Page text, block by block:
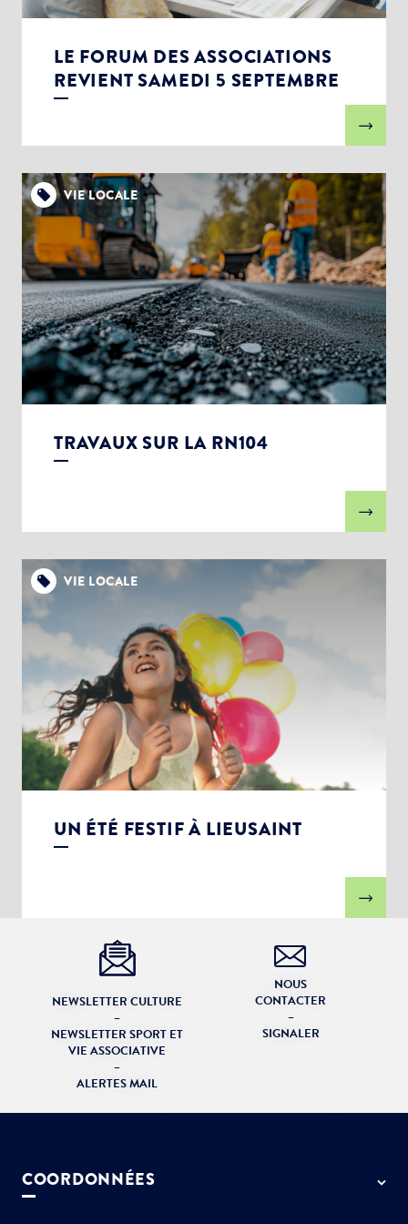
LE FORUM DES ASSOCIATIONS
REVIENT SAMEDI 5 SEPTEMBRE
VIE LOCALE
TRAVAUX SUR LA RN104
VIE LOCALE
UN ÉTÉ FESTIF À LIEUSAINT
NEWSLETTER CULTURE
–
NEWSLETTER SPORT ET
VIE ASSOCIATIVE
–
ALERTES MAIL
NOUS
CONTACTER
–
SIGNALER
COORDONNÉES